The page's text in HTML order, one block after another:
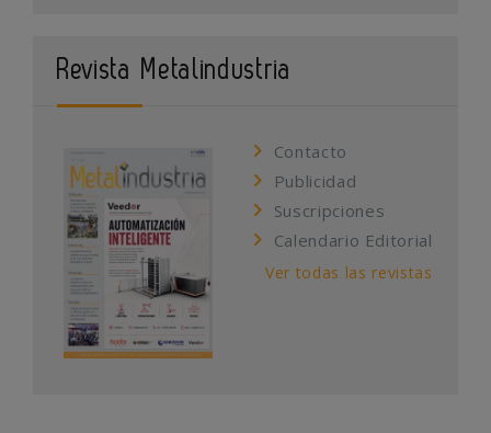
Revista Metalindustria
Contacto
Publicidad
Suscripciones
Calendario Editorial
Ver todas las revistas